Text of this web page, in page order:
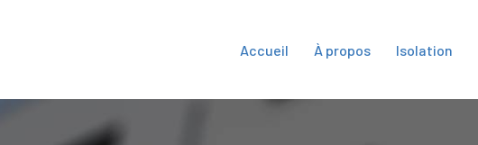
Accueil À propos Isolation